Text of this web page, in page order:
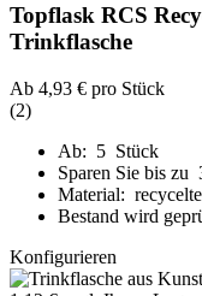
Topflask RCS
Trinkflasche
Ab 4,93 € pro Stück
(2)
Ab: 5 Stück
Sparen Sie bis zu
Material:
Bestand wird
Konfigurieren